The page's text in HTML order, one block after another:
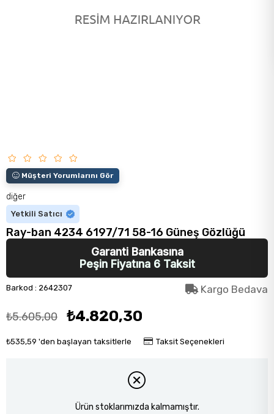
Müşteri Yorumlarını Gör
diğer
Yetkili Satıcı
Ray-ban 4234 6197/71 58-16 Güneş Gözlüğü
Garanti Bankasına
Peşin Fiyatına 6 Taksit
Barkod : 2642307 Kargo Bedava
₺5.605,00 ₺4.820,30
₺535,59 'den başlayan taksitlerle Taksit Seçenekleri
Ürün stoklarımızda kalmamıştır.